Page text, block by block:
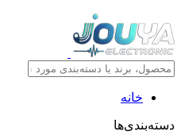
خانه
دسته‌بندی‌ها